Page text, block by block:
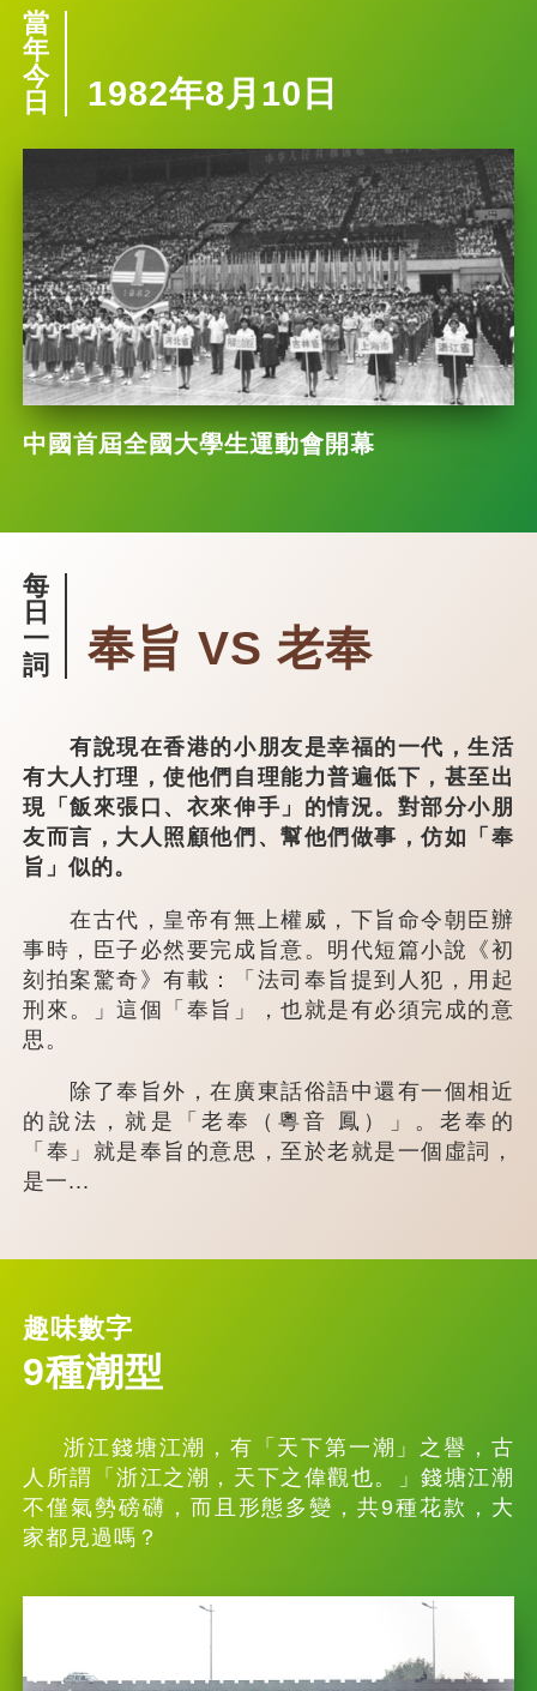
當
年
今
日
1982年8月10日
中國首屆全國大學生運動會開幕
每
日
一
詞
奉旨 VS 老奉
有說現在香港的小朋友是幸福的一代，生活
有大人打理，使他們自理能力普遍低下，甚至出
現「飯來張口、衣來伸手」的情況。對部分小朋
友而言，大人照顧他們、幫他們做事，仿如「奉
旨」似的。
在古代，皇帝有無上權威，下旨命令朝臣辦
事時，臣子必然要完成旨意。明代短篇小說《初
刻拍案驚奇》有載：「法司奉旨提到人犯，用起
刑來。」這個「奉旨」，也就是有必須完成的意
思。
除了奉旨外，在廣東話俗語中還有一個相近
的說法，就是「老奉（粵音 鳳）」。老奉的
「奉」就是奉旨的意思，至於老就是一個虛詞，
是一...
趣味數字
9種潮型
浙江錢塘江潮，有「天下第一潮」之譽，古
人所謂「浙江之潮，天下之偉觀也。」錢塘江潮
不僅氣勢磅礴，而且形態多變，共9種花款，大
家都見過嗎？